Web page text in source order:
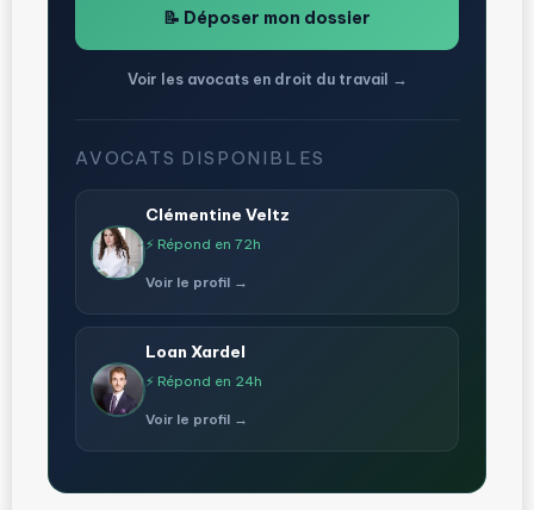
📝 Déposer mon dossier
Voir les avocats en droit du travail →
AVOCATS DISPONIBLES
Clémentine Veltz
⚡ Répond en 72h
Voir le profil →
Loan Xardel
⚡ Répond en 24h
Voir le profil →